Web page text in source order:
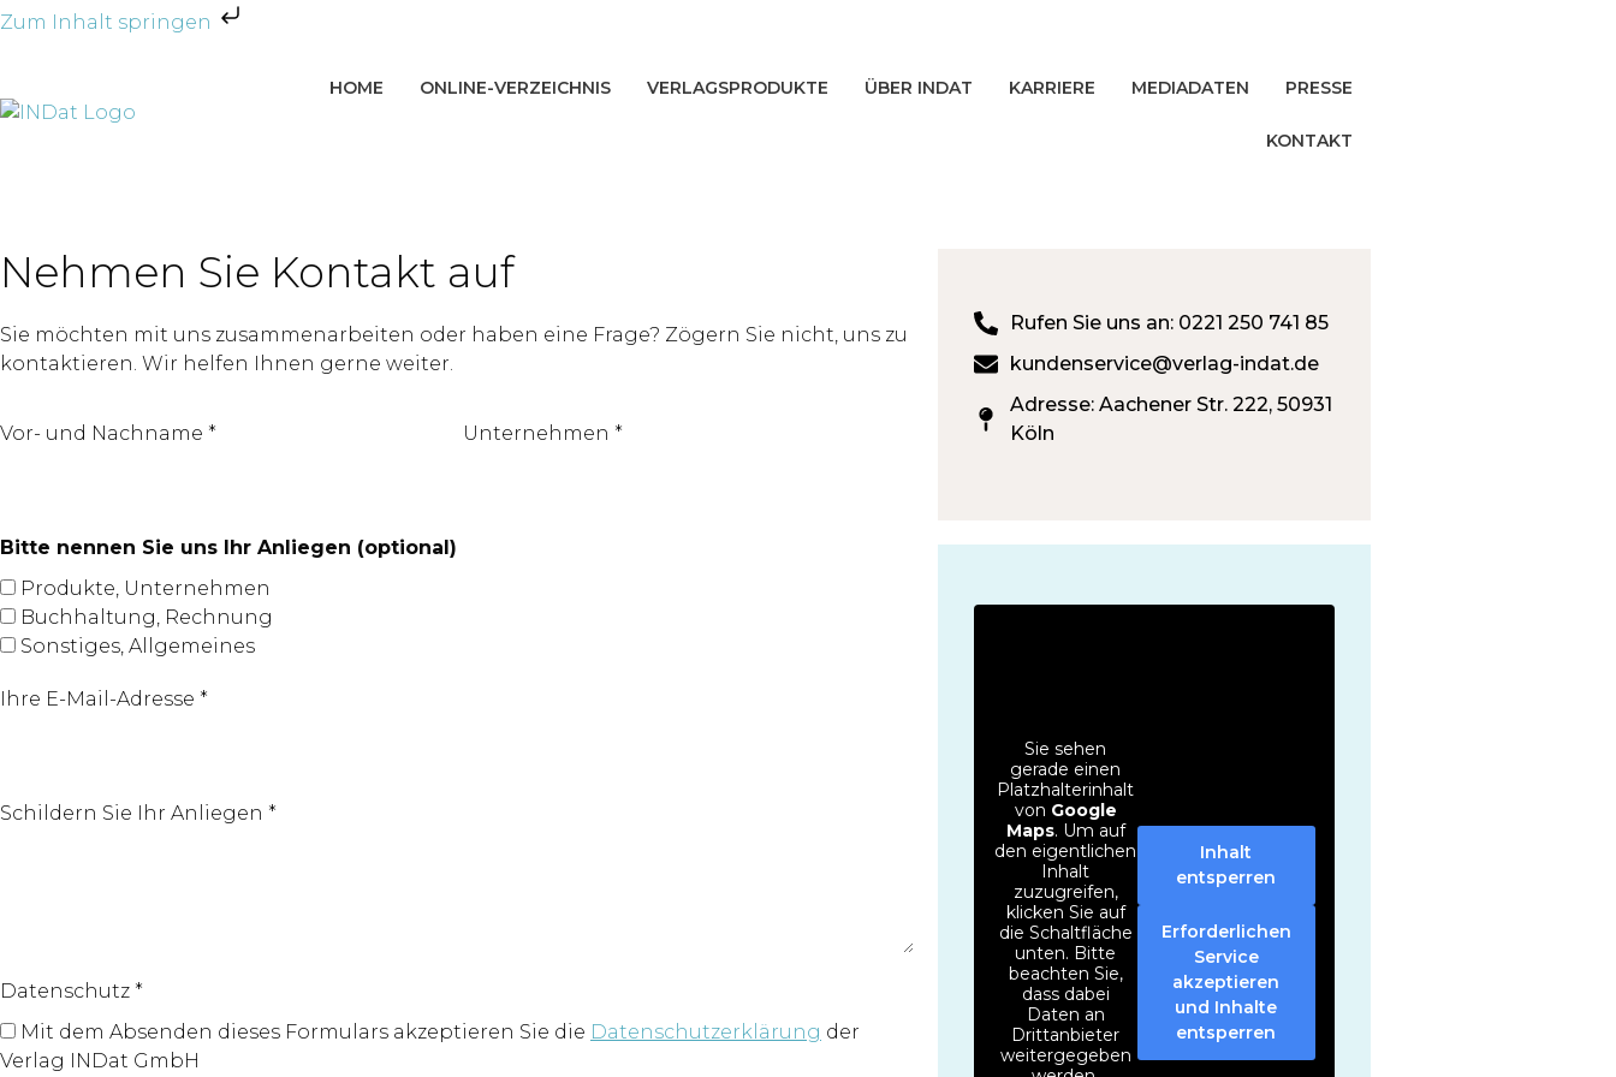
Zum Inhalt springen
HOME ONLINE-VERZEICHNIS VERLAGSPRODUKTE ÜBER INDAT KARRIERE MEDIADATEN PRESSE
KONTAKT
Nehmen Sie Kontakt auf
Sie möchten mit uns zusammenarbeiten oder haben eine Frage? Zögern Sie nicht, uns zu
kontaktieren. Wir helfen Ihnen gerne weiter.
Vor- und Nachname * Unternehmen *
Bitte nennen Sie uns Ihr Anliegen (optional)
Produkte, Unternehmen
Buchhaltung, Rechnung
Sonstiges, Allgemeines
Ihre E-Mail-Adresse *
Schildern Sie Ihr Anliegen *
Datenschutz *
Mit dem Absenden dieses Formulars akzeptieren Sie die Datenschutzerklärung der
Verlag INDat GmbH
Rufen Sie uns an: 0221 250 741 85
kundenservice@verlag-indat.de
Adresse: Aachener Str. 222, 50931
Köln
Sie sehen
gerade einen
Platzhalterinhalt
von Google
Maps. Um auf
den eigentlichen
Inhalt
zuzugreifen,
klicken Sie auf
die Schaltfläche
unten. Bitte
beachten Sie,
dass dabei
Daten an
Drittanbieter
weitergegeben
Inhalt
entsperren
Erforderlichen
Service
akzeptieren
und Inhalte
entsperren